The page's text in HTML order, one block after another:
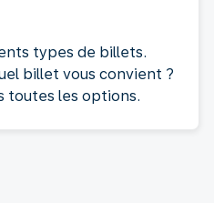
types de billets.
billet vous convient ?
toutes les options.